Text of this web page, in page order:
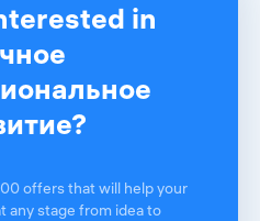
in
offers that will help your
any stage from idea to